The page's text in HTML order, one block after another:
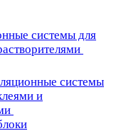
системы для
системы
и